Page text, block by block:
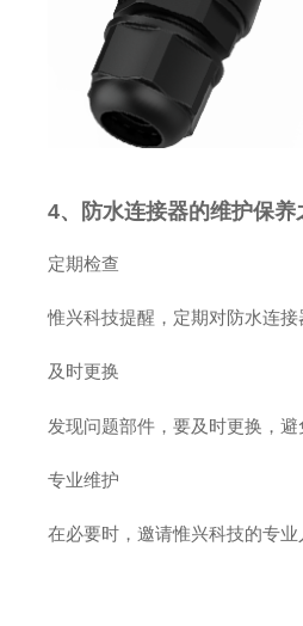
4、防水连接器的维护保养
定期检查
惟兴科技提醒，定期对防水连
及时更换
发现问题部件，要及时更换，
专业维护
在必要时，邀请惟兴科技的专